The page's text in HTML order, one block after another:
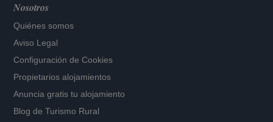
Nosotros
Quiénes somos
Aviso Legal
Configuración de Cookies
Propietarios alojamientos
Anuncia gratis tu alojamiento
Blog de Turismo Rural